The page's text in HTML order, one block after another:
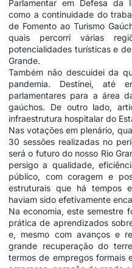
Parlamentar em Defesa da
como a continuidade do
de Fomento ao Turismo
quais percorri várias
potencialidades turísticas e
Grande.
Também não descuidei da
pandemia. Destinei, até
parlamentares para a área
gaúchos. De outro lado,
infraestrutura hospitalar do
Nas votações em plenário,
30 sessões realizadas no
será o futuro do nosso Rio
persigo a qualidade,
público, com coragem e
estruturais que há tempos
haviam sido efetivamente
Na economia, este semestre
prática de aprendizados
e, mesmo com avanços e
grande recuperação do
termos de empregos formais